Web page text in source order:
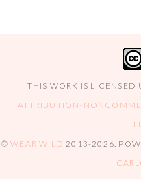
THIS WORK IS LICENSED
ATTRIBUTION-
©WEAR WILD 2013-2026 .